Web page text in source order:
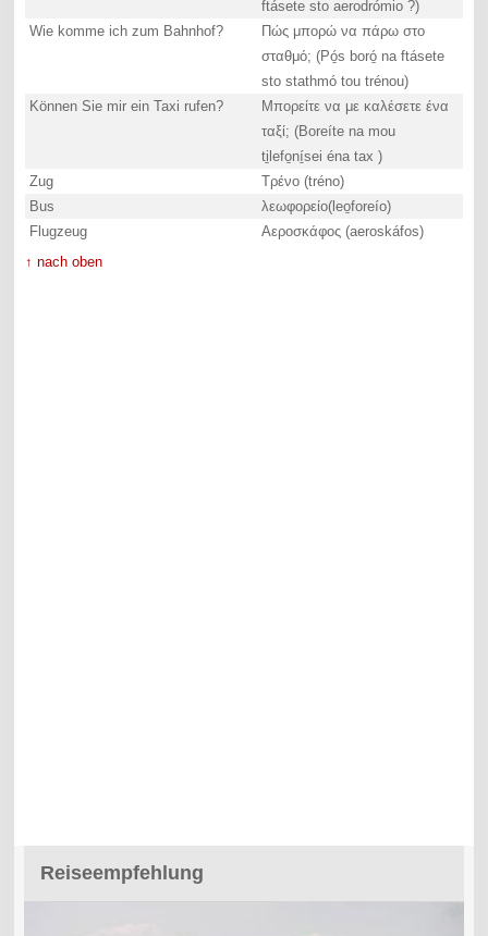
ftásete sto aerodrómio ?)
Wie komme ich zum Bahnhof?
Πώς μπορώ να πάρω στο
σταθμό; (Pó̱s boró̱ na ftásete
sto stathmó tou trénou)
Können Sie mir ein Taxi rufen?
Μπορείτε να με καλέσετε ένα
ταξί; (Boreíte na mou
ti̱lefo̱ní̱sei éna tax )
Zug
Τρένο (tréno)
Bus
λεωφορείο(leo̱foreío)
Flugzeug
Αεροσκάφος (aeroskáfos)
↑ nach oben
Reiseempfehlung